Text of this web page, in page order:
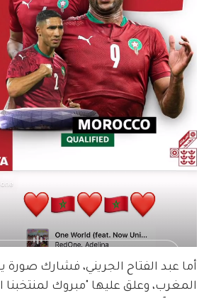
أما عبد الفتاح الجريني، فشارك
المغرب، وعلق عليها "مبروك لمنتخبنا